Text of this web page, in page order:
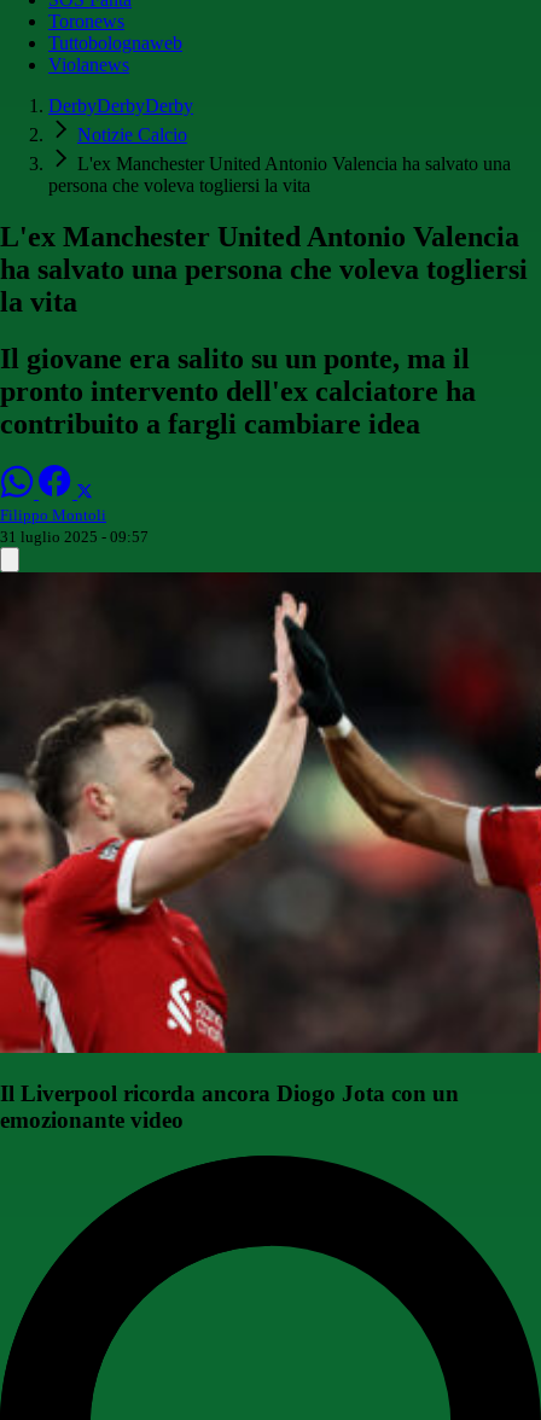
Toronews
Tuttobolognaweb
Violanews
DerbyDerbyDerby
Notizie Calcio
L'ex Manchester United Antonio Valencia ha salvato una
persona che voleva togliersi la vita
L'ex Manchester United Antonio Valencia
ha salvato una persona che voleva togliersi
la vita
Il giovane era salito su un ponte, ma il
pronto intervento dell'ex calciatore ha
contribuito a fargli cambiare idea
Filippo Montoli
31 luglio 2025 - 09:57
Il Liverpool ricorda ancora Diogo Jota con un
emozionante video